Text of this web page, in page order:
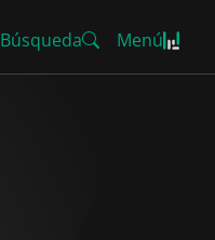
Búsqueda Menú